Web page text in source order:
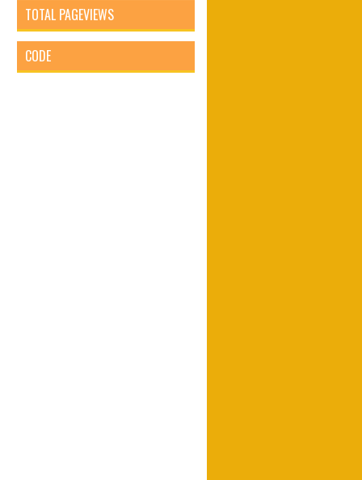
TOTAL PAGEVIEWS
CODE